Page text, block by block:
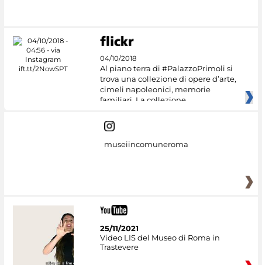
04/10/2018
Al piano terra di #PalazzoPrimoli si
trova una collezione di opere d’arte,
cimeli napoleonici, memorie
familiari. La collezione
museiincomuneroma
25/11/2021
Video LIS del Museo di Roma in
Trastevere